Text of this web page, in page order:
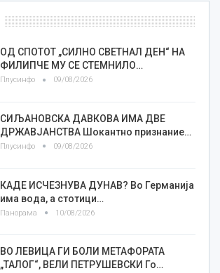
ОД СПОТОТ „СИЛНО СВЕТНАЛ ДЕН“ НА
ФИЛИПЧЕ МУ СЕ СТЕМНИЛО…
Плусинфо 09/08/2026
СИЉАНОВСКА ДАВКОВА ИМА ДВЕ
ДРЖАВЈАНСТВА Шокантно признание…
Плусинфо 09/08/2026
КАДЕ ИСЧЕЗНУВА ДУНАВ? Во Германија
има вода, а стотици…
Панорама 10/08/2026
ВО ЛЕВИЦА ГИ БОЛИ МЕТАФОРАТА
„ТАЛОГ“, ВЕЛИ ПЕТРУШЕВСКИ Го…